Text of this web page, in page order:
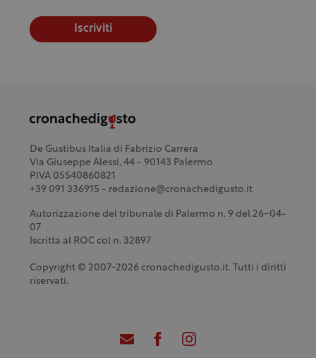
Iscriviti
De Gustibus Italia di Fabrizio Carrera
Via Giuseppe Alessi, 44 - 90143 Palermo
P.IVA 05540860821
+39 091 336915 - redazione@cronachedigusto.it
Autorizzazione del tribunale di Palermo n. 9 del 26-04-
07
Iscritta al ROC col n. 32897
Copyright © 2007-2026 cronachedigusto.it. Tutti i diritti
riservati.